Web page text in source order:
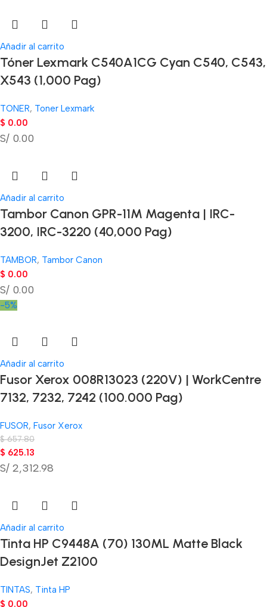
Añadir al carrito
Tóner Lexmark C540A1CG Cyan C540, C543,
X543 (1,000 Pag)
TONER, Toner Lexmark
$ 0.00
S/ 0.00
Añadir al carrito
Tambor Canon GPR-11M Magenta | IRC-
3200, IRC-3220 (40,000 Pag)
TAMBOR, Tambor Canon
$ 0.00
S/ 0.00
-5%
Añadir al carrito
Fusor Xerox 008R13023 (220V) | WorkCentre
7132, 7232, 7242 (100.000 Pag)
FUSOR, Fusor Xerox
$657.80
$ 625.13
S/ 2,312.98
Añadir al carrito
Tinta HP C9448A (70) 130ML Matte Black
DesignJet Z2100
TINTAS, Tinta HP
$ 0.00